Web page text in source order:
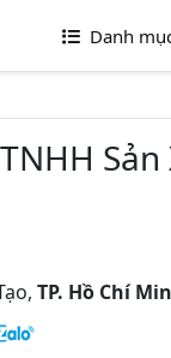
Danh
TP. Hồ Chí